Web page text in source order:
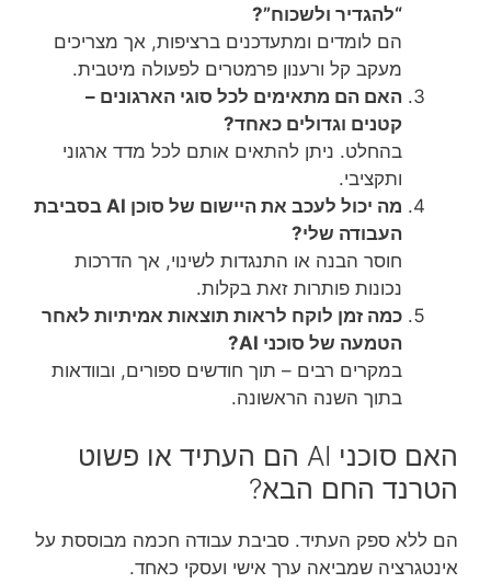
“להגדיר ולשכוח”?
הם לומדים ומתעדכנים ברציפות, אך מצריכים
מעקב קל ורענון פרמטרים לפעולה מיטבית.
האם הם מתאימים לכל סוגי הארגונים –
קטנים וגדולים כאחד?
בהחלט. ניתן להתאים אותם לכל מדד ארגוני
ותקציבי.
מה יכול לעכב את היישום של סוכן AI בסביבת
העבודה שלי?
חוסר הבנה או התנגדות לשינוי, אך הדרכות
נכונות פותרות זאת בקלות.
כמה זמן לוקח לראות תוצאות אמיתיות לאחר
הטמעה של סוכני AI?
במקרים רבים – תוך חודשים ספורים, ובוודאות
בתוך השנה הראשונה.
האם סוכני AI הם העתיד או פשוט
הטרנד החם הבא?
הם ללא ספק העתיד. סביבת עבודה חכמה מבוססת על
אינטגרציה שמביאה ערך אישי ועסקי כאחד.